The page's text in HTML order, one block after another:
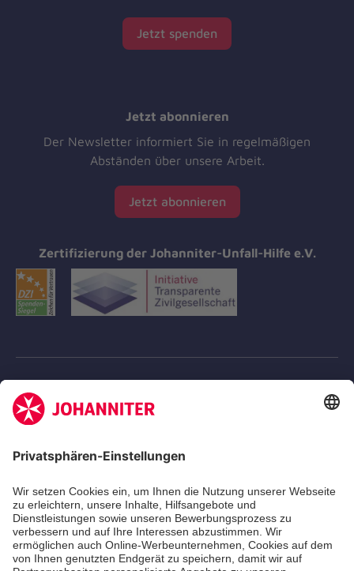
Jetzt spenden
Jetzt abonnieren
Der Newsletter informiert Sie in regelmäßigen
Abständen über unsere Arbeit.
Jetzt abonnieren
Zertifizierung der Johanniter-Unfall-Hilfe e.V.
Jobs
Ehrenamt
Freiwilligendienst
Johanniter-Jugend